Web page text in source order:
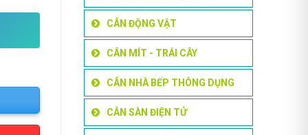
CÂN ĐỘNG VẬT
CÂN MÍT - TRÁI CÂY
CÂN NHÀ BẾP THÔNG DỤNG
CÂN SÀN ĐIỆN TỬ